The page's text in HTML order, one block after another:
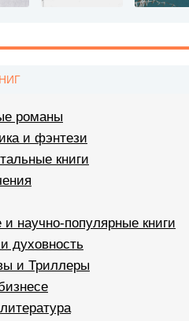
романы
и фэнтези
книги
научно-популярные книги
духовность
и Триллеры